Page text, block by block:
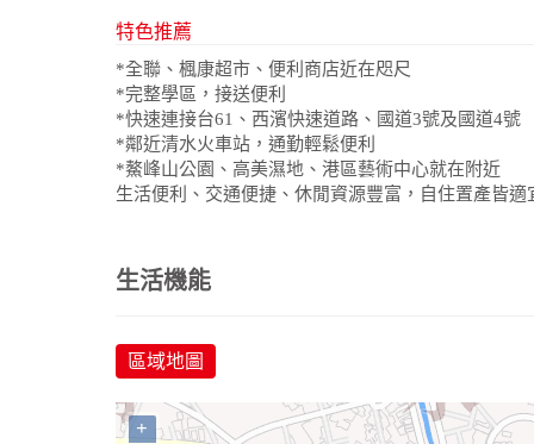
特色推薦
*全聯、楓康超市、便利商店近在咫尺
*完整學區，接送便利
*快速連接台61、西濱快速道路、國道3號及國道4號
*鄰近清水火車站，通勤輕鬆便利
*鰲峰山公園、高美濕地、港區藝術中心就在附近
生活便利、交通便捷、休閒資源豐富，自住置產皆適
生活機能
區域地圖
+